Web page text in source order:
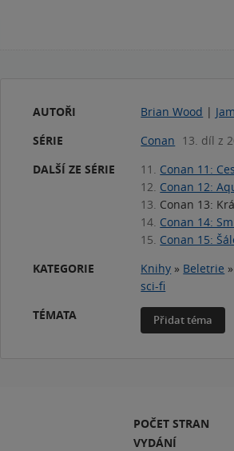
AUTOŘI Brian Wood |
SÉRIE
Conan 13. díl z
DALŠÍ ZE SÉRIE
11. Conan 11:
12. Conan 12:
13. Conan 13:
14. Conan 14:
15. Conan 15:
KATEGORIE
Knihy » Beletrie »
sci-fi
TÉMATA
Přidat téma
POČET STRAN
VYDÁNÍ